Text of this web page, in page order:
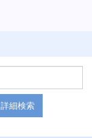
詳細検索